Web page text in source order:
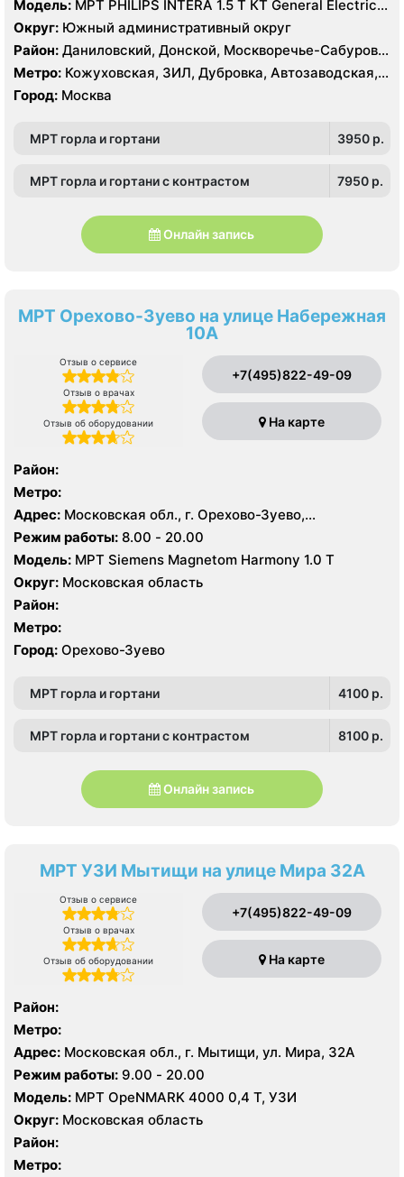
Модель: МРТ PHILIPS INTERA 1.5 T КТ General Electric
LIGHT SPEED 64 среза
Округ: Южный административный округ
Район: Даниловский, Донской, Москворечье-Сабурово,
Нагатино-Садовники, Нагатинский Затон, Нагорный
Метро: Кожуховская, ЗИЛ, Дубровка, Автозаводская,
Нагатинская, Технопарк, Тульская, Угрешская
Город: Москва
МРТ горла и гортани 3950 p.
МРТ горла и гортани с контрастом 7950 p.
Онлайн запись
МРТ Орехово-Зуево на улице Набережная
10А
Отзыв о сервисе
Отзыв о врачах
Отзыв об оборудовании
+7(495)822-49-09
На карте
Район:
Метро:
Адрес: Московская обл., г. Орехово-Зуево,
Набережная ул., 10А
Режим работы: 8.00 - 20.00
Модель: МРТ Siemens Magnetom Harmony 1.0 Т
Округ: Московская область
Район:
Метро:
Город: Орехово-Зуево
МРТ горла и гортани 4100 p.
МРТ горла и гортани с контрастом 8100 p.
Онлайн запись
МРТ УЗИ Мытищи на улице Мира 32А
Отзыв о сервисе
Отзыв о врачах
Отзыв об оборудовании
+7(495)822-49-09
На карте
Район:
Метро:
Адрес: Московская обл., г. Мытищи, ул. Мира, 32А
Режим работы: 9.00 - 20.00
Модель: МРТ OpeNMARK 4000 0,4 Т, УЗИ
Округ: Московская область
Район:
Метро: